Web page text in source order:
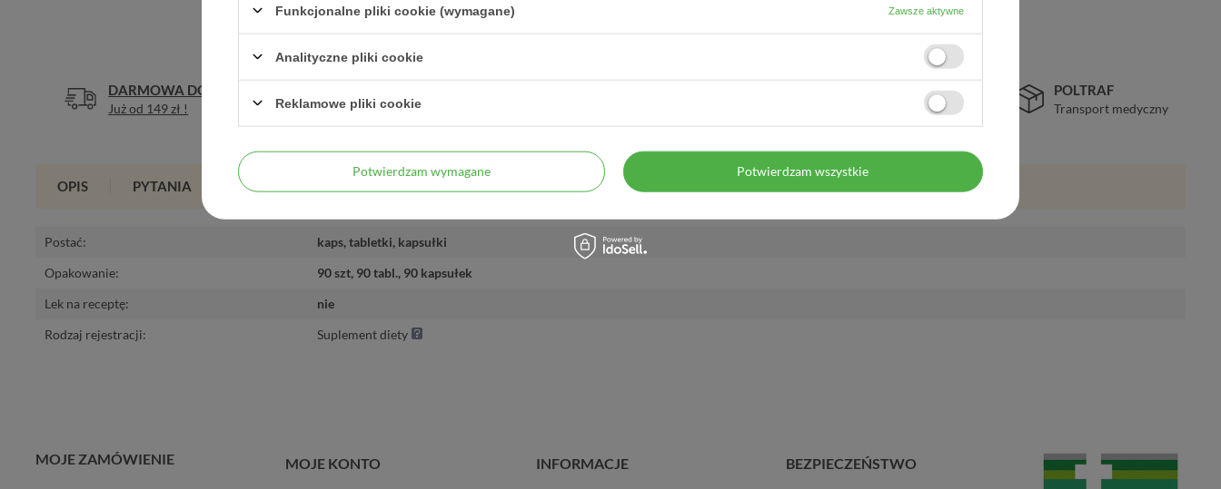
DARMOWA DOSTAWA
Już od 149 zł ! Legalna apteka od 2006 r.
BEZPIECZEŃSTWO POLTRAF
Transport medyczny
OPIS PYTANIA OPINIE
Postać: kaps,tabletki, kapsułki
Opakowanie: 90 szt, 90 tabl., 90 kapsułek
Lek na receptę:
nie
Rodzaj rejestracji: Suplement diety
MOJE ZAMÓWIENIE MOJE KONTO INFORMACJE BEZPIECZEŃSTWO
Funkcjonalne pliki cookie (wymagane) Zawsze aktywne
Analityczne pliki cookie
Reklamowe pliki cookie
Potwierdzam wymagane Potwierdzam wszystkie